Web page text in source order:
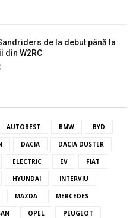
de la debut până la
din W2RC
AUTOBEST BMW BYD
DACIA DACIA DUSTER
ELECTRIC EV FIAT
HYUNDAI INTERVIU
MAZDA MERCEDES
OPEL PEUGEOT